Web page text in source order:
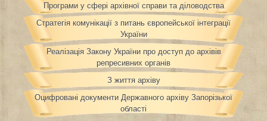
Програми у сфері архівної справи та діловодства
Стратегія комунікації з питань європейської інтеграції
України
Реалізація Закону України про доступ до архівів
репресивних органів
З життя архіву
Оцифровані документи Державного архіву Запорізької
області